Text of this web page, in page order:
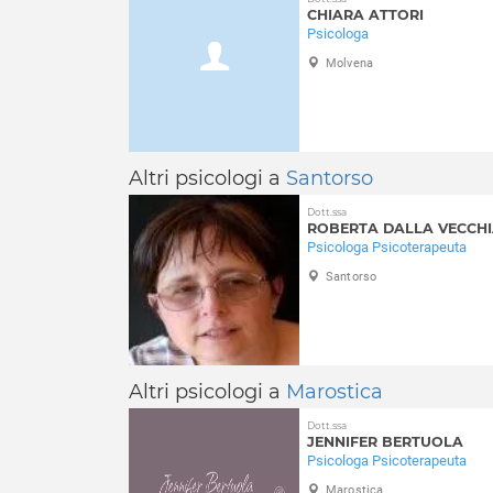
CHIARA ATTORI
Psicologa
Molvena
Altri psicologi a Santorso
Dott.ssa
ROBERTA DALLA
Psicologa Psicoterapeuta
Santorso
Altri psicologi a Marostica
Dott.ssa
JENNIFER BERTUOLA
Psicologa Psicoterapeuta
Marostica